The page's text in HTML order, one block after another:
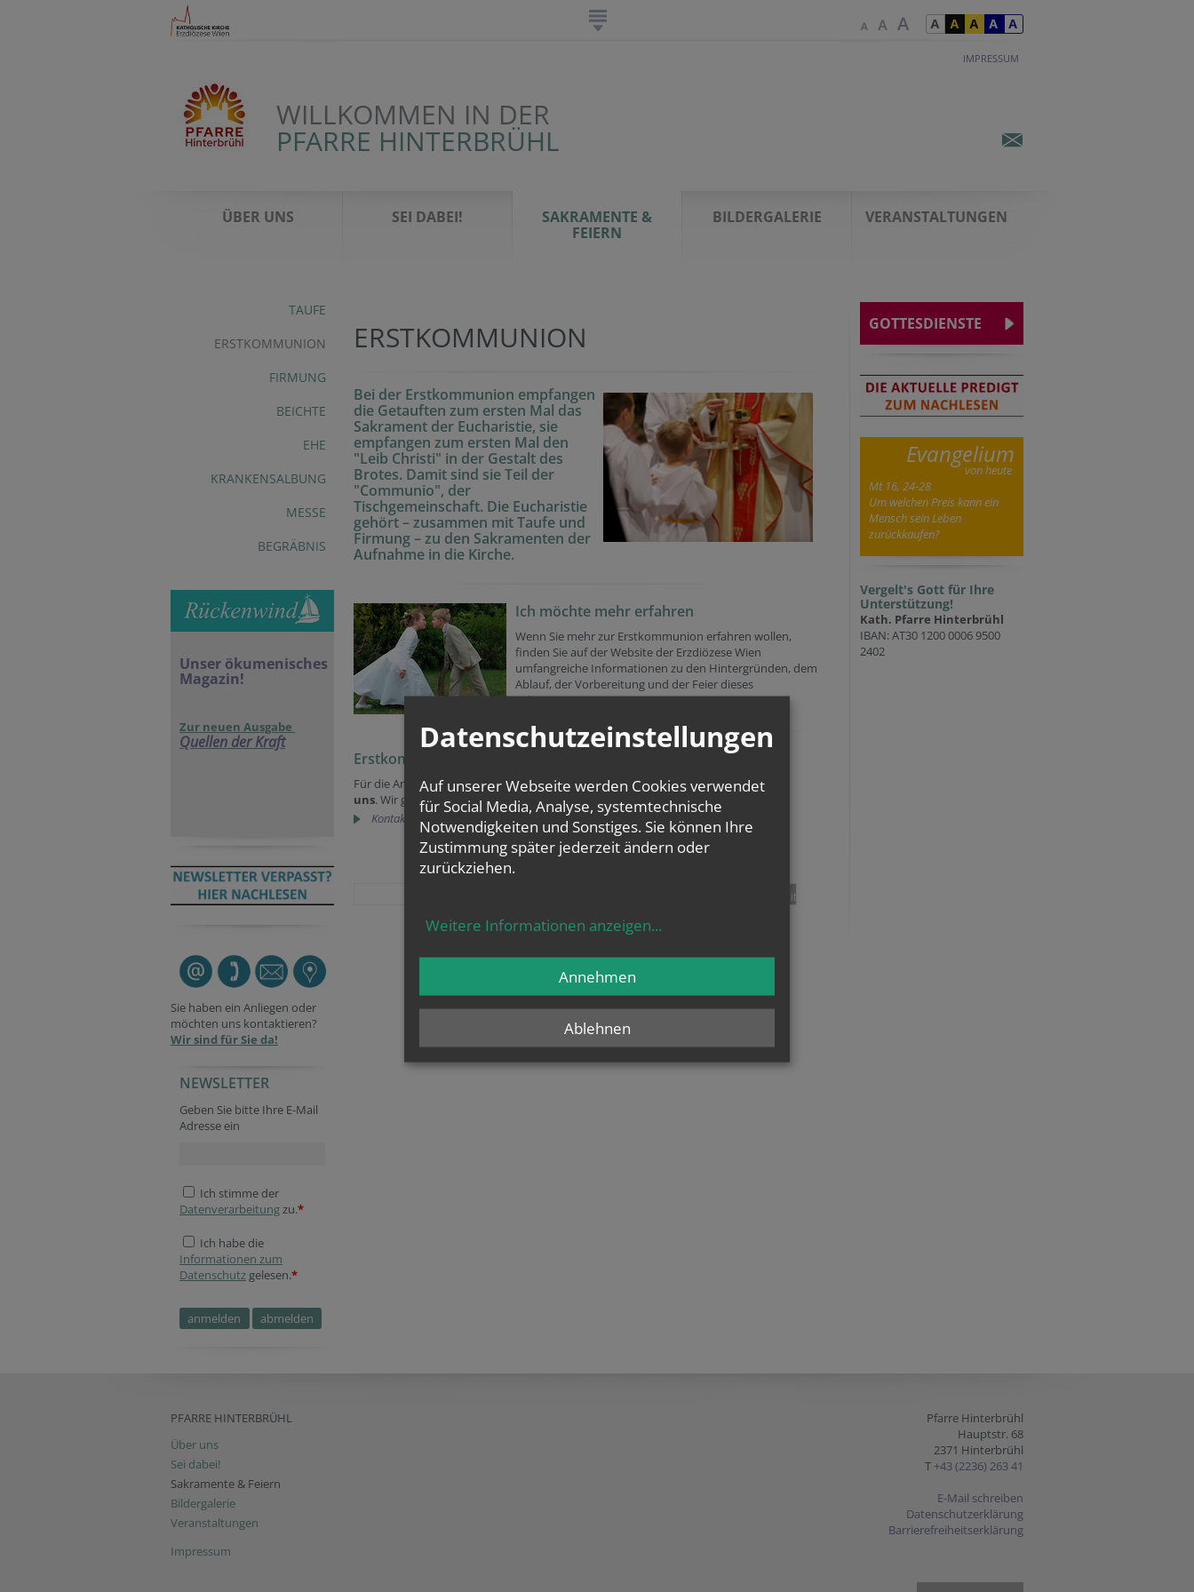
IMPRESSUM
WILLKOMMEN IN DER
PFARRE HINTERBRÜHL
ÜBER UNS SEI DABEI!
SAKRAMENTE &
FEIERN
BILDERGALERIE VERANSTALTUNGEN
TAUFE
ERSTKOMMUNION
FIRMUNG
BEICHTE
EHE
KRANKENSALBUNG
MESSE
BEGRÄBNIS
Unser ökumenisches
Magazin!
Zur neuen Ausgabe
Quellen der Kraft
Sie haben ein Anliegen oder
möchten uns kontaktieren?
Wir sind für Sie da!
NEWSLETTER
Geben Sie bitte Ihre E-Mail
Adresse ein
Ich stimme der
Datenverarbeitungzu.*
Ich habe die
Informationen zum
Datenschutz gelesen.*
ERSTKOMMUNION
Bei der Erstkommunion empfangen
die Getauften zum ersten Mal das
Sakrament der Eucharistie, sie
empfangen zum ersten Mal den
"Leib Christi" in der Gestalt des
Brotes. Damit sind sie Teil der
"Communio", der
Tischgemeinschaft. Die Eucharistie
gehört – zusammen mit Taufe und
Firmung – zu den Sakramenten der
Aufnahme in die Kirche.
Ich möchte mehr erfahren
Wenn Sie mehr zur Erstkommunion erfahren wollen,
finden Sie auf der Website der Erzdiözese Wien
umfangreiche Informationen zu den Hintergründen, dem
Ablauf, der Vorbereitung und der Feier dieses
Sakraments.
Erstkommunion in der Pfarre Hinterbrühl
Für die Anmeldung Ihres Kindes zur Erstkommunion melden Sie sich bitte bei
uns. Wir geben Ihnen gerne alle Informationen.
Kontakt
pin it
GOTTESDIENSTE
Evangelium
von heute
Mt 16, 24-28
Um welchen Preis kann ein
Mensch sein Leben
zurückkaufen?
Vergelt's Gott für Ihre
Unterstützung!
Kath. Pfarre Hinterbrühl
IBAN: AT30 1200 0006 9500
2402
PFARRE HINTERBRÜHL
Über uns
Sei dabei!
Sakramente & Feiern
Bildergalerie
Veranstaltungen
Impressum
Pfarre Hinterbrühl
Hauptstr. 68
2371 Hinterbrühl
T +43 (2236) 263 41
E-Mail schreiben
Datenschutzerklärung
Barrierefreiheitserklärung
Datenschutzeinstellungen
Auf unserer Webseite werden Cookies verwendet
für Social Media, Analyse, systemtechnische
Notwendigkeiten und Sonstiges. Sie können Ihre
Zustimmung später jederzeit ändern oder
zurückziehen.
Weitere Informationen anzeigen...
Ablehnen
Annehmen